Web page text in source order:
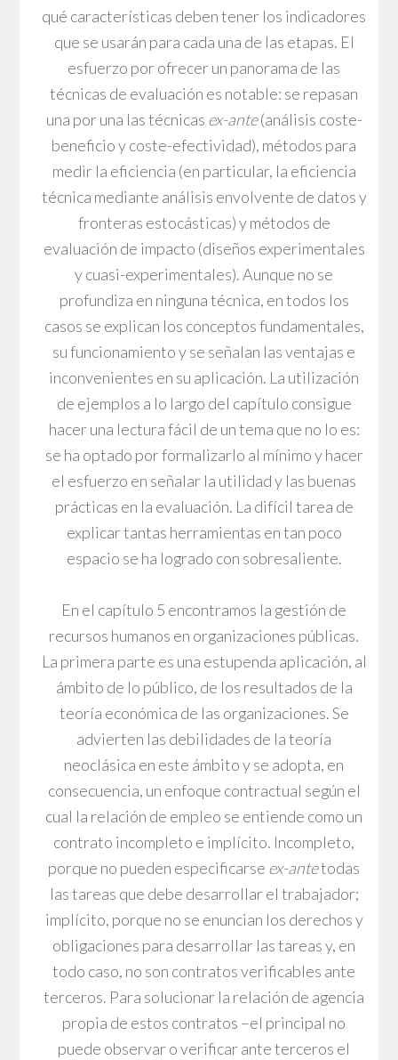
qué características deben tener los indicadores
que se usarán para cada una de las etapas. El
esfuerzo por ofrecer un panorama de las
técnicas de evaluación es notable: se repasan
una por una las técnicas ex-ante(análisis coste-
beneficio y coste-efectividad), métodos para
medir la eficiencia (en particular, la eficiencia
técnica mediante análisis envolvente de datos y
fronteras estocásticas) y métodos de
evaluación de impacto (diseños experimentales
y cuasi-experimentales). Aunque no se
profundiza en ninguna técnica, en todos los
casos se explican los conceptos fundamentales,
su funcionamiento y se señalan las ventajas e
inconvenientes en su aplicación. La utilización
de ejemplos a lo largo del capítulo consigue
hacer una lectura fácil de un tema que no lo es:
se ha optado por formalizarlo al mínimo y hacer
el esfuerzo en señalar la utilidad y las buenas
prácticas en la evaluación. La difícil tarea de
explicar tantas herramientas en tan poco
espacio se ha logrado con sobresaliente.
En el capítulo 5 encontramos la gestión de
recursos humanos en organizaciones públicas.
La primera parte es una estupenda aplicación, al
ámbito de lo público, de los resultados de la
teoría económica de las organizaciones. Se
advierten las debilidades de la teoría
neoclásica en este ámbito y se adopta, en
consecuencia, un enfoque contractual según el
cual la relación de empleo se entiende como un
contrato incompleto e implícito. Incompleto,
porque no pueden especificarse ex-antetodas
las tareas que debe desarrollar el trabajador;
implícito, porque no se enuncian los derechos y
obligaciones para desarrollar las tareas y, en
todo caso, no son contratos verificables ante
terceros. Para solucionar la relación de agencia
propia de estos contratos –el principal no
puede observar o verificar ante terceros el